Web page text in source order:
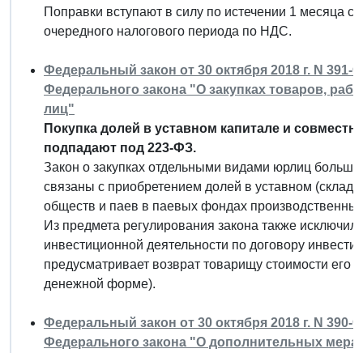
Поправки вступают в силу по истечении 1 месяца
очередного налогового периода по НДС.
Федеральный закон от 30 октября 2018 г. N
Федерального закона "О закупках товаров,
лиц"
Покупка долей в уставном капитале и
подпадают под 223-ФЗ.
Закон о закупках отдельными видами юрлиц
связаны с приобретением долей в уставном
обществ и паев в паевых фондах
Из предмета регулирования закона также
инвестиционной деятельности по договору
предусматривает возврат товарищу стоимости
денежной форме).
Федеральный закон от 30 октября 2018 г. N
Федерального закона "О дополнительных